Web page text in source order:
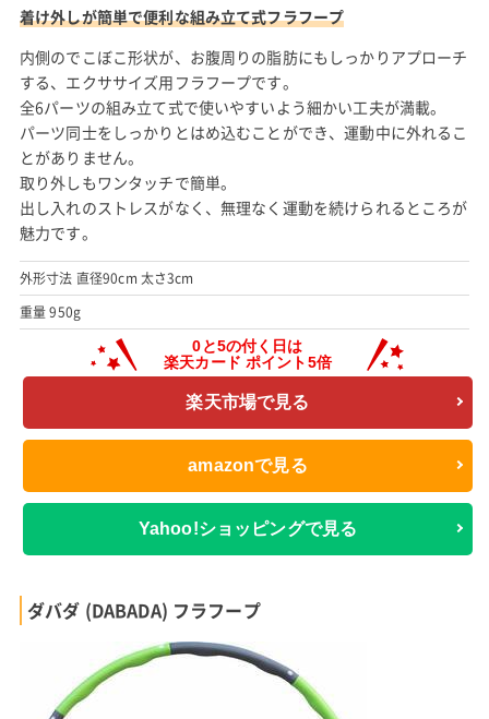
着け外しが簡単で便利な組み立て式フラフープ
内側のでこぼこ形状が、お腹周りの脂肪にもしっかりアプローチ
する、エクササイズ用フラフープです。
全6パーツの組み立て式で使いやすいよう細かい工夫が満載。
パーツ同士をしっかりとはめ込むことができ、運動中に外れるこ
とがありません。
取り外しもワンタッチで簡単。
出し入れのストレスがなく、無理なく運動を続けられるところが
魅力です。
外形寸法 直径90cm 太さ3cm
重量 950g
楽天市場で見る
amazonで見る
Yahoo!ショッピングで見る
ダバダ (DABADA) フラフープ